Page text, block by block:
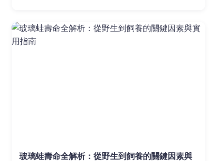
玻璃蛙壽命全解析：從野生到飼養的關鍵因素與